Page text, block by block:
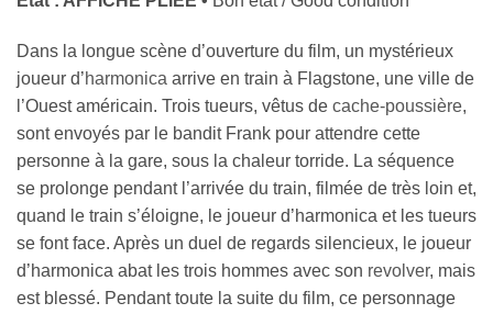
Dans la longue scène d’ouverture du film, un mystérieux
joueur d’harmonica arrive en train à Flagstone, une ville de
l’Ouest américain. Trois tueurs, vêtus de cache-poussière,
sont envoyés par le bandit Frank pour attendre cette
personne à la gare, sous la chaleur torride. La séquence
se prolonge pendant l’arrivée du train, filmée de très loin et,
quand le train s’éloigne, le joueur d’harmonica et les tueurs
se font face. Après un duel de regards silencieux, le joueur
d’harmonica abat les trois hommes avec son revolver, mais
est blessé. Pendant toute la suite du film, ce personnage